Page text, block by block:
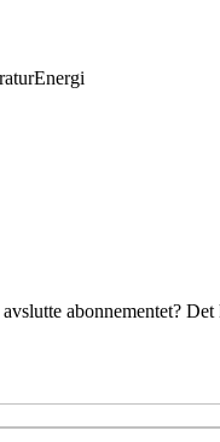
Energi
abonnementet?